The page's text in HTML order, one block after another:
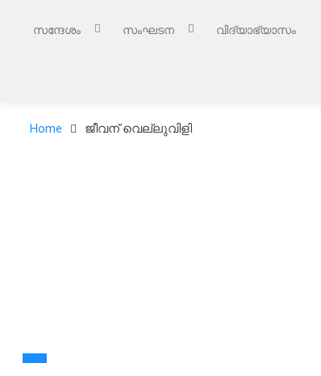
സന്ദേശം സംഘടന വിദ്യാഭ്യാസം
Home ജീവന് വെല്ലുവിളി